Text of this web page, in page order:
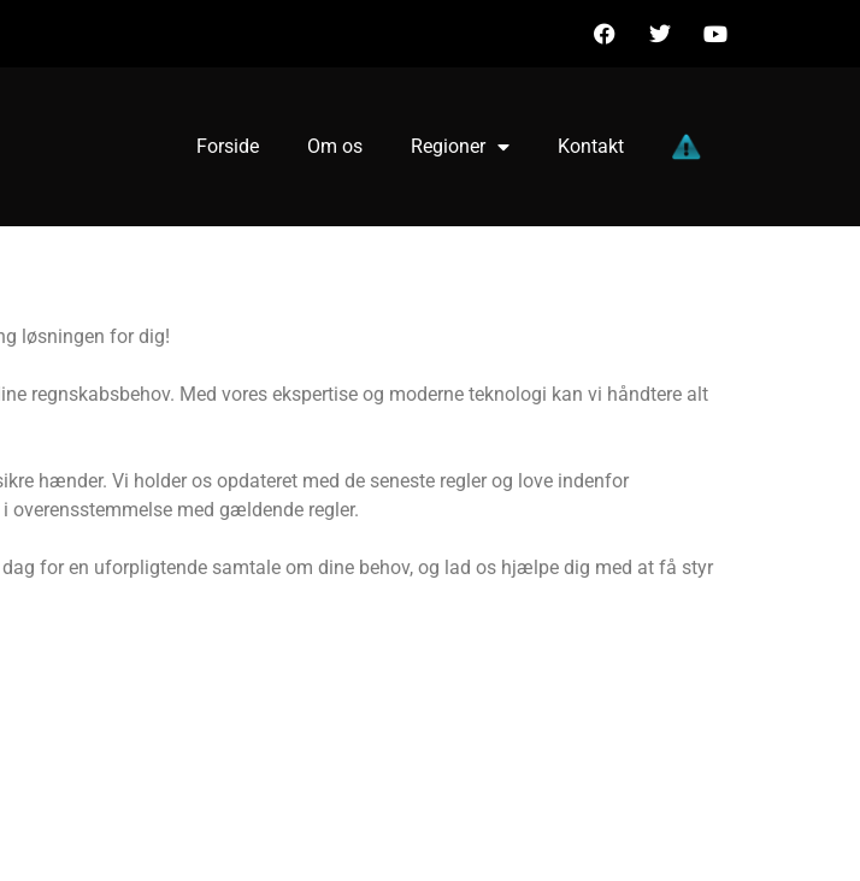
Forside Om os Regioner Kontakt
løsningen for dig!
regnskabsbehov. Med vores ekspertise og moderne teknologi kan vi håndtere alt
hænder. Vi holder os opdateret med de seneste regler og love indenfor
med gældende regler.
for en uforpligtende samtale om dine behov, og lad os hjælpe dig med at få styr